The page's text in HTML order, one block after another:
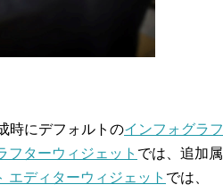
時にデフォルトのインフォグラフ
フターウィジェット では、追加属
エディターウィジェット では、